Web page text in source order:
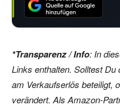
*Transparenz / Info: In
Links enthalten. Solltest
am Verkaufserlös beteiligt,
verändert. Als Amazon-